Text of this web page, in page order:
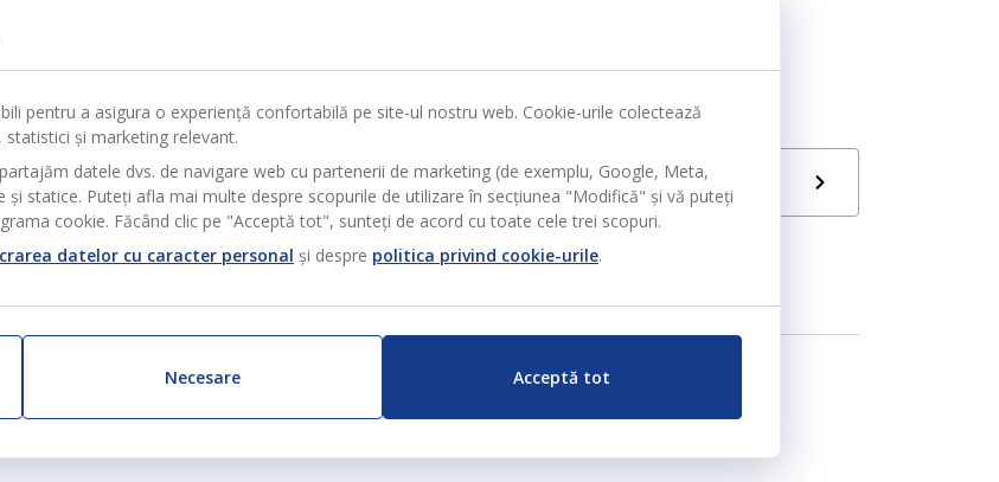
Limbă
RO
pentru a asigura o experiență confortabilă pe site-ul nostru web. Cookie-urile colectează
și marketing relevant.
datele dvs. de navigare web cu partenerii de marketing (de exemplu, Google, Meta,
statice. Puteți afla mai multe despre scopurile de utilizare în secțiunea "Modifică" și vă puteți
cookie. Făcând clic pe "Acceptă tot", sunteți de acord cu toate cele trei scopuri.
datelor cu caracter personal și despre politica privind cookie-urile.
Necesare Acceptă tot